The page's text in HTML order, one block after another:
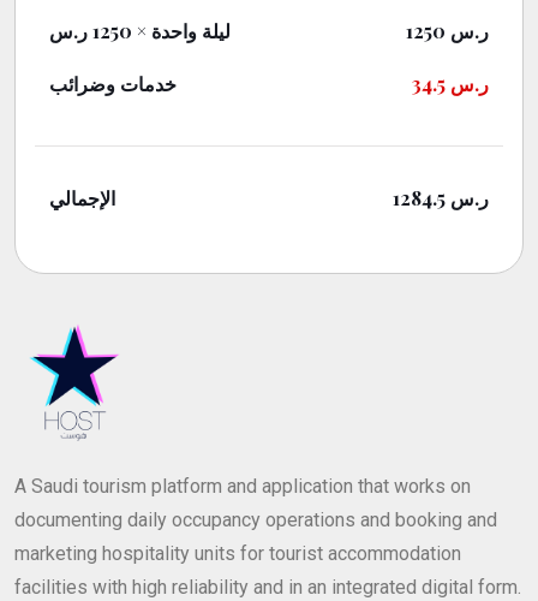
ليلة واحدة × 1250 ر.س 1250 ر.س
خدمات وضرائب 34.5 ر.س
الإجمالي 1284.5 ر.س
A Saudi tourism platform and application that works on
documenting daily occupancy operations and booking and
marketing hospitality units for tourist accommodation
facilities with high reliability and in an integrated digital form.